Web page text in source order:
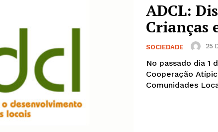
ADCL:
Crianças
SOCIEDADE 25
No passado dia 1
Cooperação
Comunidades